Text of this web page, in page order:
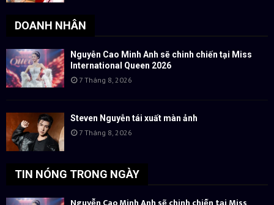
DOANH NHÂN
Nguyễn Cao Minh Anh sẽ chinh chiến tại Miss
International Queen 2026
7 Tháng 8, 2026
Steven Nguyễn tái xuất màn ảnh
7 Tháng 8, 2026
TIN NÓNG TRONG NGÀY